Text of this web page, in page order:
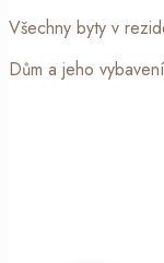
Všechny byty v
Dům a jeho